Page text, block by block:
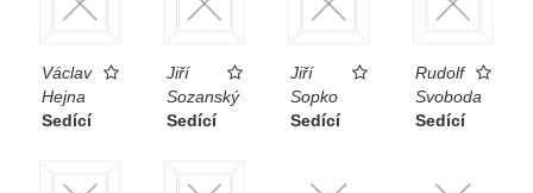
Václav
Hejna
Sedící
Jiří
Sozanský
Sedící
Jiří
Sopko
Sedící
Rudolf
Svoboda
Sedící